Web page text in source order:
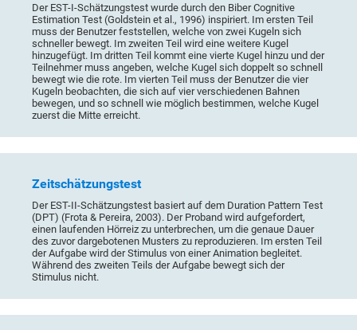
Der EST-I-Schätzungstest wurde durch den Biber Cognitive
Estimation Test (Goldstein et al., 1996) inspiriert. Im ersten Teil
muss der Benutzer feststellen, welche von zwei Kugeln sich
schneller bewegt. Im zweiten Teil wird eine weitere Kugel
hinzugefügt. Im dritten Teil kommt eine vierte Kugel hinzu und der
Teilnehmer muss angeben, welche Kugel sich doppelt so schnell
bewegt wie die rote. Im vierten Teil muss der Benutzer die vier
Kugeln beobachten, die sich auf vier verschiedenen Bahnen
bewegen, und so schnell wie möglich bestimmen, welche Kugel
zuerst die Mitte erreicht.
Zeitschätzungstest
Der EST-II-Schätzungstest basiert auf dem Duration Pattern Test
(DPT) (Frota & Pereira, 2003). Der Proband wird aufgefordert,
einen laufenden Hörreiz zu unterbrechen, um die genaue Dauer
des zuvor dargebotenen Musters zu reproduzieren. Im ersten Teil
der Aufgabe wird der Stimulus von einer Animation begleitet.
Während des zweiten Teils der Aufgabe bewegt sich der
Stimulus nicht.